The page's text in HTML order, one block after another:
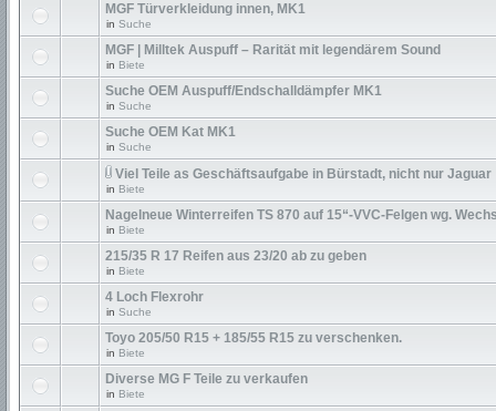
MGF Türverkleidung innen, MK1
in Suche
MGF | Milltek Auspuff – Rarität mit legendärem Sound
in Biete
Suche OEM Auspuff/Endschalldämpfer MK1
in Suche
Suche OEM Kat MK1
in Suche
Viel Teile as Geschäftsaufgabe in Bürstadt, nicht nur Jaguar
in Biete
Nagelneue Winterreifen TS 870 auf 15“-VVC-Felgen wg.
in Biete
215/35 R 17 Reifen aus 23/20 ab zu geben
in Biete
4 Loch Flexrohr
in Suche
Toyo 205/50 R15 + 185/55 R15 zu verschenken.
in Biete
Diverse MG F Teile zu verkaufen
in Biete